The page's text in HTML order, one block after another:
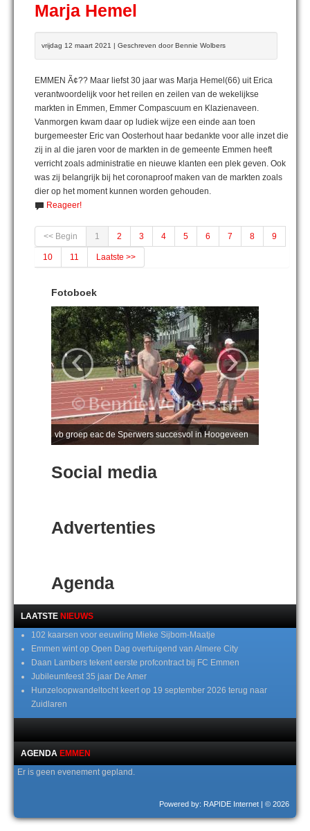
Marja Hemel
vrijdag 12 maart 2021 | Geschreven door Bennie Wolbers
EMMEN Ã¢?? Maar liefst 30 jaar was Marja Hemel(66) uit Erica
verantwoordelijk voor het reilen en zeilen van de wekelijkse
markten in Emmen, Emmer Compascuum en Klazienaveen.
Vanmorgen kwam daar op ludiek wijze een einde aan toen
burgemeester Eric van Oosterhout haar bedankte voor alle inzet die
zij in al die jaren voor de markten in de gemeente Emmen heeft
verricht zoals administratie en nieuwe klanten een plek geven. Ook
was zij belangrijk bij het coronaproof maken van de markten zoals
dier op het moment kunnen worden gehouden.
Reageer!
<< Begin 1 2 3 4 5 6 7 8 9
10 11 Laatste >>
Fotoboek
vb groep eac de Sperwers succesvol in Hoogeveen
‹ ›
Social media
Advertenties
Agenda
LAATSTE NIEUWS
102 kaarsen voor eeuwling Mieke Sijbom-Maatje
Emmen wint op Open Dag overtuigend van Almere City
Daan Lambers tekent eerste profcontract bij FC Emmen
Jubileumfeest 35 jaar De Amer
Hunzeloopwandeltocht keert op 19 september 2026 terug naar
Zuidlaren
AGENDA EMMEN
Er is geen evenement gepland.
Powered by: RAPIDE Internet | © 2026